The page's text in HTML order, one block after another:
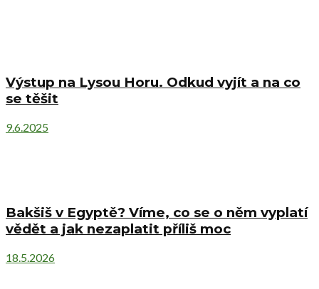
Výstup na Lysou Horu. Odkud vyjít a na co
se těšit
9.6.2025
Bakšiš v Egyptě? Víme, co se o něm vyplatí
vědět a jak nezaplatit příliš moc
18.5.2026